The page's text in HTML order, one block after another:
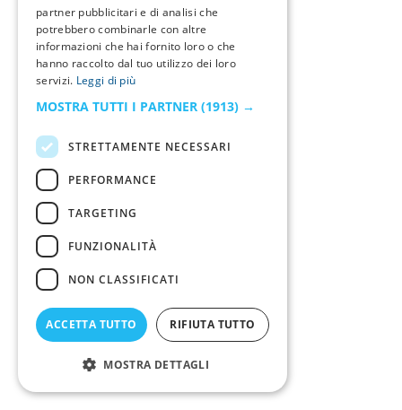
partner pubblicitari e di analisi che
potrebbero combinarle con altre
informazioni che hai fornito loro o che
hanno raccolto dal tuo utilizzo dei loro
servizi. Leggi di più
MOSTRA TUTTI I PARTNER (1913) →
STRETTAMENTE NECESSARI
PERFORMANCE
TARGETING
FUNZIONALITÀ
NON CLASSIFICATI
ACCETTA TUTTO RIFIUTA TUTTO
MOSTRA DETTAGLI